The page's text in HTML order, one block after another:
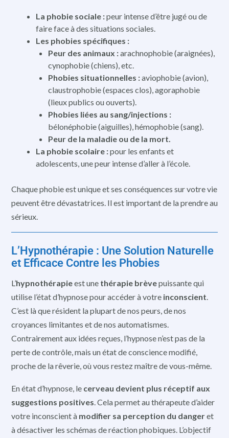
La phobie sociale :peur intense d’être jugé ou de
faire face à des situations sociales.
Les phobies spécifiques :
Peur des animaux :arachnophobie (araignées),
cynophobie (chiens), etc.
Phobies situationnelles :aviophobie (avion),
claustrophobie (espaces clos), agoraphobie
(lieux publics ou ouverts).
Phobies liées au sang/injections :
bélonéphobie (aiguilles), hémophobie (sang).
Peur de la maladie ou de la mort.
La phobie scolaire :pour les enfants et
adolescents, une peur intense d’aller à l’école.
Chaque phobie est unique et ses conséquences sur votre vie
peuvent être dévastatrices. Il est important de la prendre au
sérieux.
L’Hypnothérapie : Une Solution Naturelle
et Efficace Contre les Phobies
L’hypnothérapieest une thérapie brèvepuissante qui
utilise l’état d’hypnose pour accéder à votre inconscient
C’est là que résident la plupart de nos peurs, de nos
croyances limitantes et de nos automatismes.
Contrairement aux idées reçues, l’hypnose n’est pas de la
perte de contrôle, mais un état de conscience modifié,
proche de la rêverie, où vous restez maître de vous-même.
En état d’hypnose, le cerveau devient plus réceptif aux
suggestions positives. Cela permet au thérapeute d’aider
votre inconscient à modifier sa perception du dangeret
à désactiver les schémas de réaction phobiques. L’objectif